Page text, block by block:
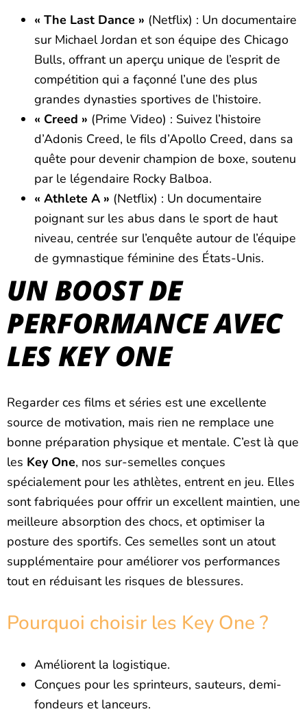
« The Last Dance » (Netflix) : Un documentaire
sur Michael Jordan et son équipe des Chicago
Bulls, offrant un aperçu unique de l’esprit de
compétition qui a façonné l’une des plus
grandes dynasties sportives de l’histoire.
« Creed » (Prime Video) : Suivez l’histoire
d’Adonis Creed, le fils d’Apollo Creed, dans sa
quête pour devenir champion de boxe, soutenu
par le légendaire Rocky Balboa.
« Athlete A » (Netflix) : Un documentaire
poignant sur les abus dans le sport de haut
niveau, centrée sur l’enquête autour de l’équipe
de gymnastique féminine des États-Unis.
UN BOOST DE
PERFORMANCE AVEC
LES KEY ONE
Regarder ces films et séries est une excellente
source de motivation, mais rien ne remplace une
bonne préparation physique et mentale. C’est là que
les Key One, nos sur-semelles conçues
spécialement pour les athlètes, entrent en jeu. Elles
sont fabriquées pour offrir un excellent maintien, une
meilleure absorption des chocs, et optimiser la
posture des sportifs. Ces semelles sont un atout
supplémentaire pour améliorer vos performances
tout en réduisant les risques de blessures.
Pourquoi choisir les Key One ?
Améliorent la logistique.
Conçues pour les sprinteurs, sauteurs, demi-
fondeurs et lanceurs.